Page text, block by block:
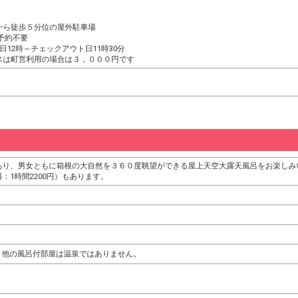
徒歩５分位の屋外駐車場
約不要
12時～チェックアウト日11時30分
町営利用の場合は３，０００円です
、男女ともに箱根の大自然を３６０度眺望ができる屋上天空大露天風呂をお楽しみ
1時間2200円）もあります。
の風呂付部屋は温泉ではありません。